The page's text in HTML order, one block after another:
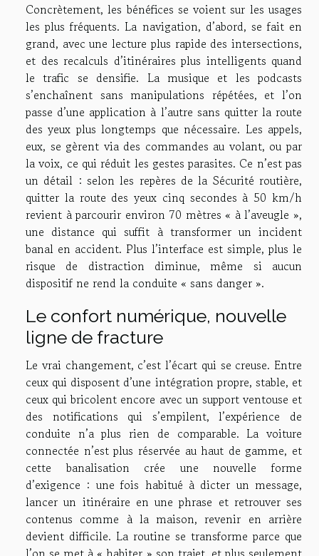
Concrètement, les bénéfices se voient sur les usages
les plus fréquents. La navigation, d’abord, se fait en
grand, avec une lecture plus rapide des intersections,
et des recalculs d’itinéraires plus intelligents quand
le trafic se densifie. La musique et les podcasts
s’enchaînent sans manipulations répétées, et l’on
passe d’une application à l’autre sans quitter la route
des yeux plus longtemps que nécessaire. Les appels,
eux, se gèrent via des commandes au volant, ou par
la voix, ce qui réduit les gestes parasites. Ce n’est pas
un détail : selon les repères de la Sécurité routière,
quitter la route des yeux cinq secondes à 50 km/h
revient à parcourir environ 70 mètres « à l’aveugle »,
une distance qui suffit à transformer un incident
banal en accident. Plus l’interface est simple, plus le
risque de distraction diminue, même si aucun
dispositif ne rend la conduite « sans danger ».
Le confort numérique, nouvelle
ligne de fracture
Le vrai changement, c’est l’écart qui se creuse. Entre
ceux qui disposent d’une intégration propre, stable, et
ceux qui bricolent encore avec un support ventouse et
des notifications qui s’empilent, l’expérience de
conduite n’a plus rien de comparable. La voiture
connectée n’est plus réservée au haut de gamme, et
cette banalisation crée une nouvelle forme
d’exigence : une fois habitué à dicter un message,
lancer un itinéraire en une phrase et retrouver ses
contenus comme à la maison, revenir en arrière
devient difficile. La routine se transforme parce que